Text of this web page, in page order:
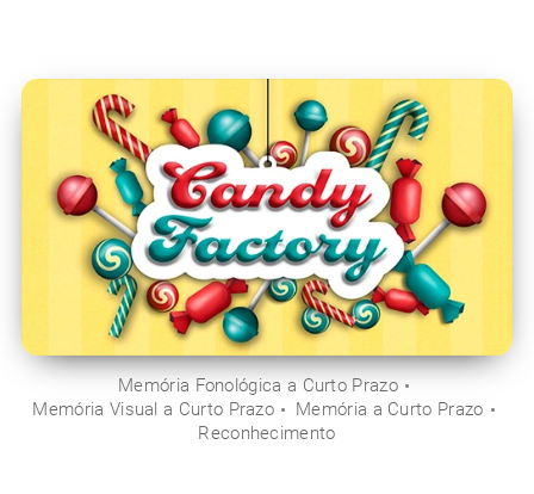
Memória Fonológica a Curto Prazo
Memória Visual a Curto Prazo
Memória a Curto Prazo
Reconhecimento